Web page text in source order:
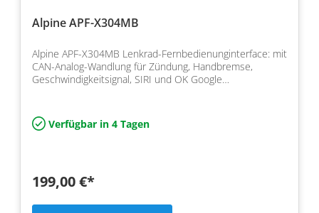
Alpine APF-X304MB
Alpine APF-X304MB Lenkrad-Fernbedienunginterface: mit
CAN-Analog-Wandlung für Zündung, Handbremse,
Geschwindigkeitsignal, SIRI und OK Google
Verfügbar in 4 Tagen
199,00 €*